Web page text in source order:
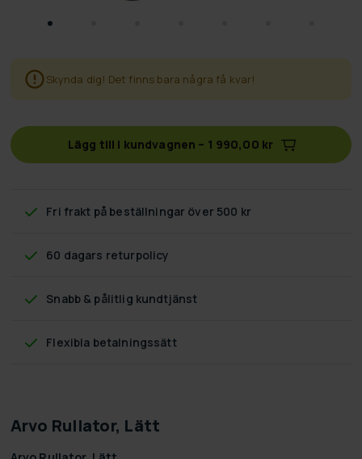
Skynda dig! Det finns bara några få kvar!
Lägg till i kundvagnen – 1 990,00 kr
Fri frakt på beställningar över 500 kr
60 dagars returpolicy
Snabb & pålitlig kundtjänst
Flexibla betalningssätt
Arvo Rullator, Lätt